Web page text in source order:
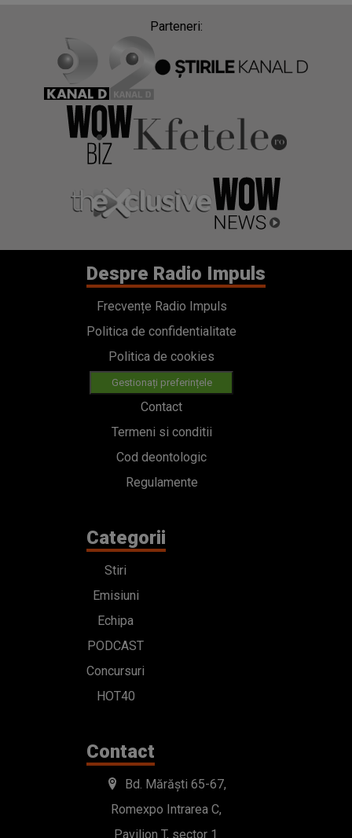
Parteneri:
Despre Radio Impuls
Frecvențe Radio Impuls
Politica de confidentialitate
Politica de cookies
Gestionați preferințele
Contact
Termeni si conditii
Cod deontologic
Regulamente
Categorii
Stiri
Emisiuni
Echipa
PODCAST
Concursuri
HOT40
Contact
Bd. Mărăști 65-67,
Romexpo Intrarea C,
Pavilion T, sector 1